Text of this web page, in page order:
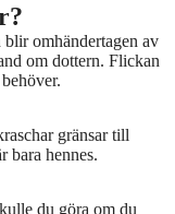
omhändertagen av
om dottern. Flickan
gränsar till
bara hennes.
du göra om du